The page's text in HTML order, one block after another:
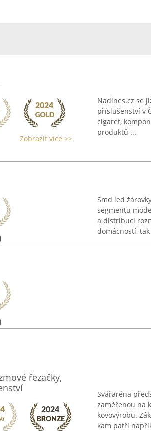
Zobrazit více >>
Nadines.cz se
příslušenství v
cigaret,
produktů ...
Smd led
segmentu
a distribuci
domácností, tak
řezačky,
Svářaréna
zaměřenou na
kovovýrobu.
kam patří